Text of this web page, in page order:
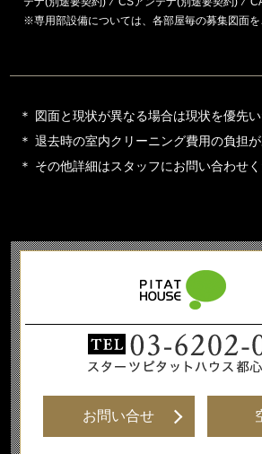
※専用部設備については、各部屋毎の募集図面を
図面と現状が異なる場合は現状を優先い
退去時の室内クリーニング費用の負担が
その他詳細はスタッフにお問い合わせく
お問い合せ